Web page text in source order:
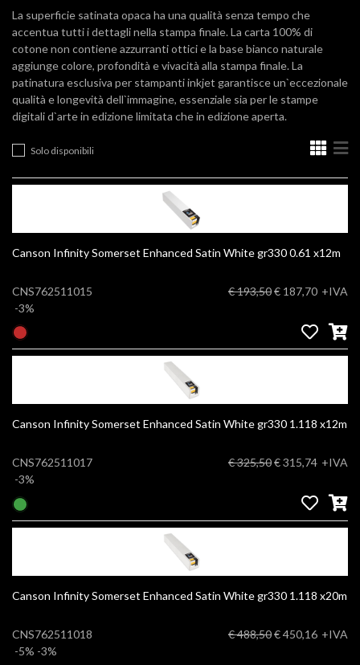
La superficie satinata opaca ha una qualità senza tempo che
accentua tutti i dettagli nella stampa finale. La carta 100% di
cotone non contiene azzurranti ottici e la base bianco naturale
aggiunge colore, profondità e vivacità alla stampa finale. La
patinatura esclusiva per stampanti inkjet garantisce un`eccezionale
qualità e longevità dell`immagine, essenziale sia per le stampe
digitali d`arte in edizione limitata che in edizione aperta.
Solo disponibili
Canson Infinity Somerset Enhanced Satin White gr330 0.61 x12m
CNS762511015
-3%
€ 193,50€ 187,70 +IVA
Canson Infinity Somerset Enhanced Satin White gr330 1.118 x12m
CNS762511017
-3%
€ 325,50€ 315,74 +IVA
Canson Infinity Somerset Enhanced Satin White gr330 1.118 x20m
CNS762511018
-5% -3%
€ 488,50€ 450,16 +IVA